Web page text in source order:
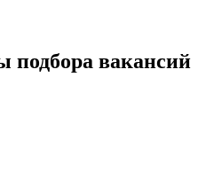
вакансий